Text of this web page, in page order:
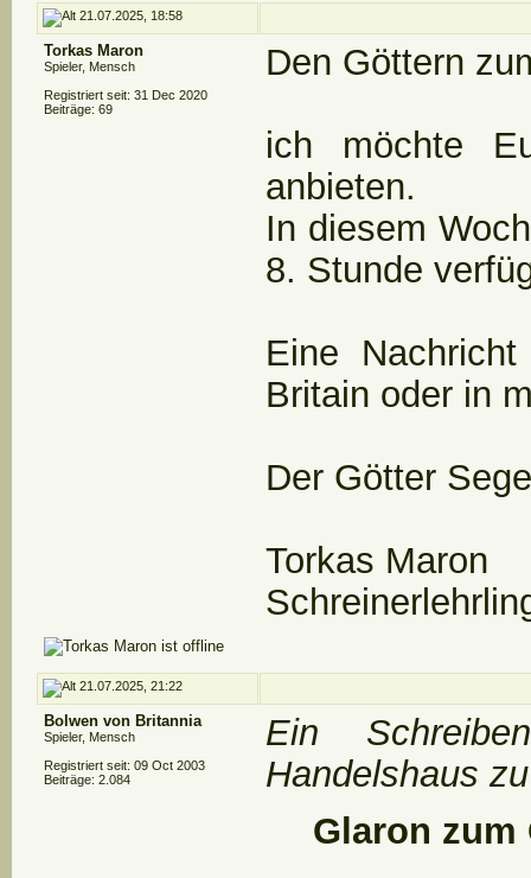
21.07.2025, 18:58
Torkas Maron
Spieler, Mensch
Registriert seit: 31 Dec 2020
Beiträge: 69
Den Göttern
ich möchte
anbieten.
In diesem
8. Stunde
Eine
Britain oder in
Der Götter
Torkas Maron
21.07.2025, 21:22
Bolwen von Britannia
Spieler, Mensch
Registriert seit: 09 Oct 2003
Beiträge: 2.084
Ein
Handelshaus
Glaron zum